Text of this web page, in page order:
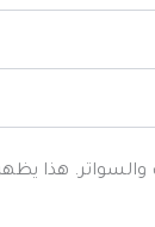
هذا